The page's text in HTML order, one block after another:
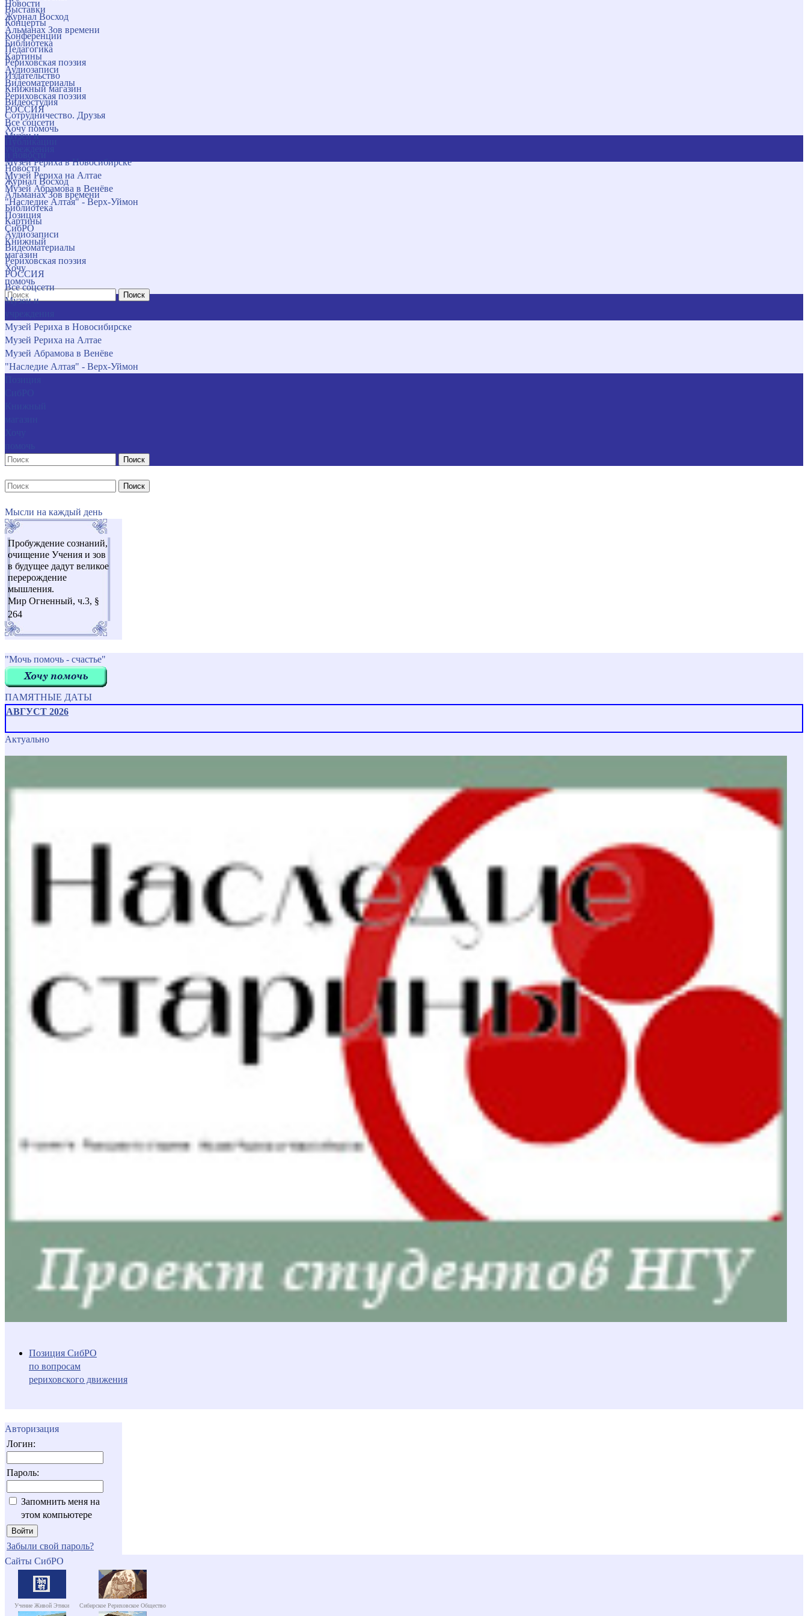
Новости
Журнал Восход
Альманах Зов времени
Библиотека
Картины
Аудиозаписи
Видеоматериалы
Рериховская поэзия
РОССИЯ
Все соцсети
Музеи и
Музей Рериха в Новосибирске
Музей Рериха на Алтае
Музей Абрамова в Венёве
"Наследие Алтая" - Верх-Уймон
Позиция
СибРО
Книжный
магазин
Хочу
помочь
Поиск
Выставки
Концерты
Конференции
Педагогика
Рериховская поэзия
Издательство
Книжный магазин
Видеостудия
Сотрудничество. Друзья
Хочу помочь
Новости
Журнал Восход
Альманах Зов времени
Библиотека
Картины
Аудиозаписи
Видеоматериалы
Рериховская поэзия
РОССИЯ
Все соцсети
Музеи и
Музей Рериха в Новосибирске
Музей Рериха на Алтае
Музей Абрамова в Венёве
"Наследие Алтая" - Верх-Уймон
Поиск
Поиск
Мысли на каждый день
Пробуждение сознаний,
очищение Учения и зов
в будущее дадут великое
перерождение
мышления.
Мир Огненный, ч.3, §
264
"Мочь помочь - счастье"
ПАМЯТНЫЕ ДАТЫ
АВГУСТ 2026
Актуально
Позиция СибРО
по вопросам
рериховского движения
Авторизация
Логин:
Пароль:
Запомнить меня на
этом компьютере
Забыли свой пароль?
Сайты СибРО
Учение Живой Этики Сибирское Рериховское Общество